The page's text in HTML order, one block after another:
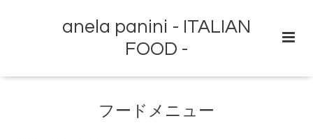
anela panini - ITALIAN
FOOD -
フードメニュー